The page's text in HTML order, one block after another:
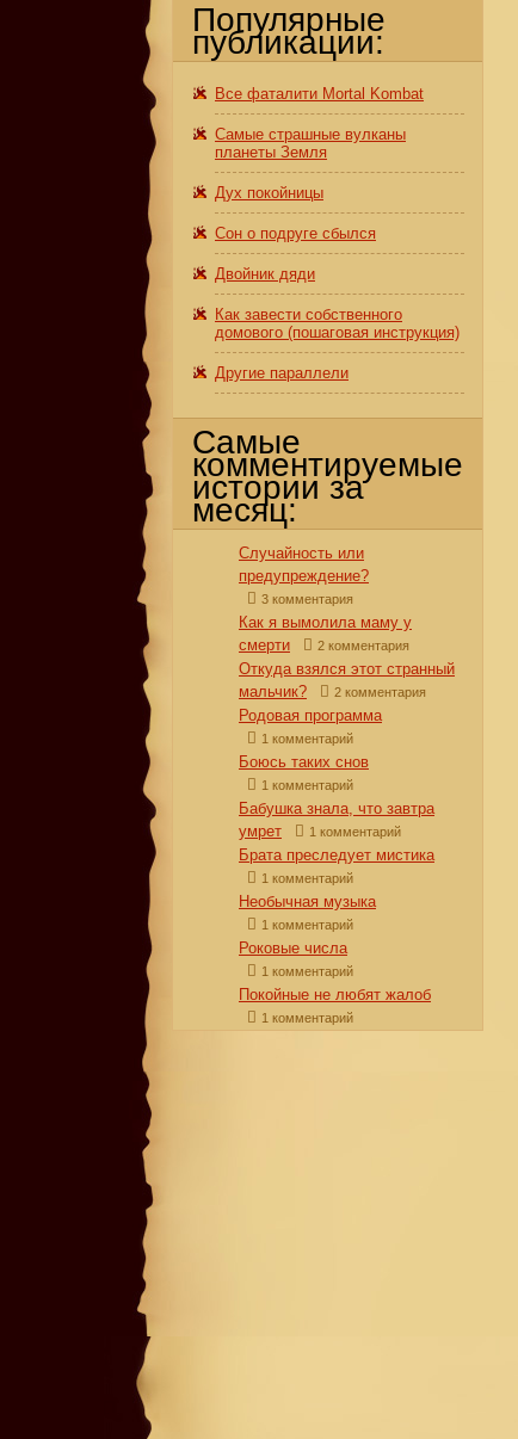
Популярные
публикации:
Все фаталити Mortal Kombat
Самые страшные вулканы
планеты Земля
Дух покойницы
Сон о подруге сбылся
Двойник дяди
Как завести собственного
домового (пошаговая инструкция)
Другие параллели
Самые
комментируемые
истории за
месяц:
Случайность или
предупреждение?
3 комментария
Как я вымолила маму у
смерти
2 комментария
Откуда взялся этот странный
мальчик?
2 комментария
Родовая программа
1 комментарий
Боюсь таких снов
1 комментарий
Бабушка знала, что завтра
умрет
1 комментарий
Брата преследует мистика
1 комментарий
Необычная музыка
1 комментарий
Роковые числа
1 комментарий
Покойные не любят жалоб
1 комментарий